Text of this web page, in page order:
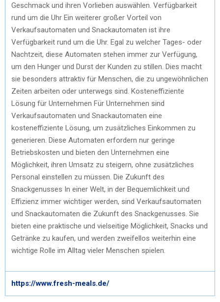
Geschmack und ihren Vorlieben auswählen. Verfügbarkeit
rund um die Uhr Ein weiterer großer Vorteil von
Verkaufsautomaten und Snackautomaten ist ihre
Verfügbarkeit rund um die Uhr. Egal zu welcher Tages- oder
Nachtzeit, diese Automaten stehen immer zur Verfügung,
um den Hunger und Durst der Kunden zu stillen. Dies macht
sie besonders attraktiv für Menschen, die zu ungewöhnlichen
Zeiten arbeiten oder unterwegs sind. Kosteneffiziente
Lösung für Unternehmen Für Unternehmen sind
Verkaufsautomaten und Snackautomaten eine
kosteneffiziente Lösung, um zusätzliches Einkommen zu
generieren. Diese Automaten erfordern nur geringe
Betriebskosten und bieten den Unternehmen eine
Möglichkeit, ihren Umsatz zu steigern, ohne zusätzliches
Personal einstellen zu müssen. Die Zukunft des
Snackgenusses In einer Welt, in der Bequemlichkeit und
Effizienz immer wichtiger werden, sind Verkaufsautomaten
und Snackautomaten die Zukunft des Snackgenusses. Sie
bieten eine praktische und vielseitige Möglichkeit, Snacks und
Getränke zu kaufen, und werden zweifellos weiterhin eine
wichtige Rolle im Alltag vieler Menschen spielen.
https://www.fresh-meals.de/